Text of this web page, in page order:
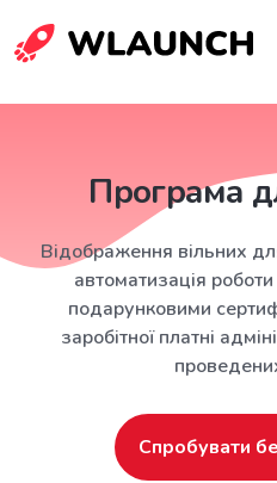
Програма
Відображення вільних
автоматизація
подарунковими
заробітної платні
Спробувати